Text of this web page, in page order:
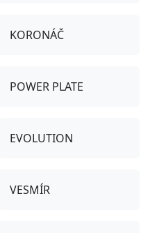
KORONÁČ
POWER PLATE
EVOLUTION
VESMÍR